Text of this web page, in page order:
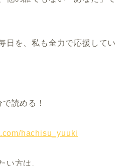
日を、私も全力で応援してい
読める！
hachisu_yuuki
い方は、